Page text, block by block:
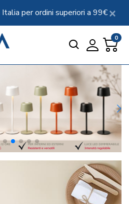
per ordini superiori a 99€
0